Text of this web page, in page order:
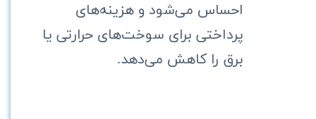
احساس می‌شود و هزینه‌های
پرداختی برای سوخت‌های حرارتی یا
برق را کاهش می‌دهد.